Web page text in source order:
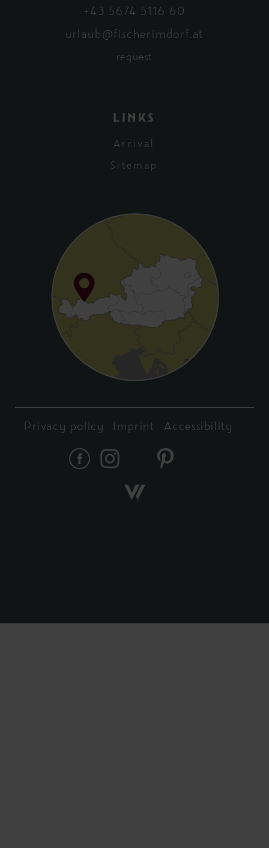
+43 5674 5116 60
urlaub@fischerimdorf.at
request
LINKS
Arrival
Sitemap
Privacy policy Imprint Accessibility